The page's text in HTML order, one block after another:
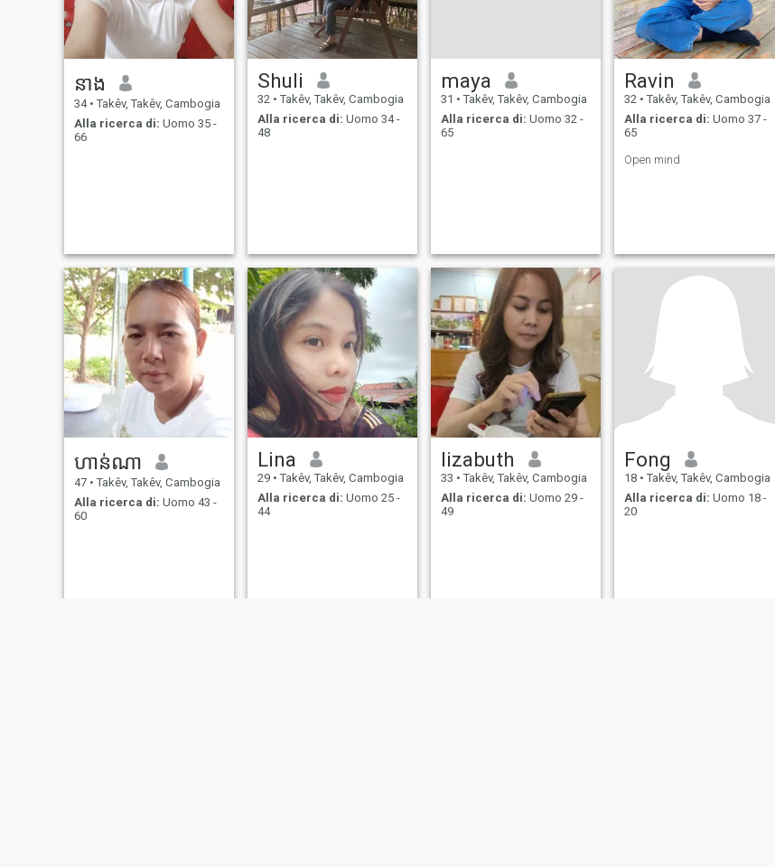
នាង
34 • Takêv, Takêv, Cambogia
Alla ricerca di: Uomo 35 -
66
Shuli
32 • Takêv, Takêv, Cambogia
Alla ricerca di: Uomo 34 -
48
maya
31 • Takêv, Takêv, Cambogia
Alla ricerca di: Uomo 32 -
65
Ravin
32 • Takêv, Takêv, Cambogia
Alla ricerca di: Uomo 37 -
65
Open mind
ហាន់ណា
47 • Takêv, Takêv, Cambogia
Alla ricerca di: Uomo 43 -
60
Lina
29 • Takêv, Takêv, Cambogia
Alla ricerca di: Uomo 25 -
44
lizabuth
33 • Takêv, Takêv, Cambogia
Alla ricerca di: Uomo 29 -
49
Fong
18 • Takêv, Takêv, Cambogia
Alla ricerca di: Uomo 18 -
20